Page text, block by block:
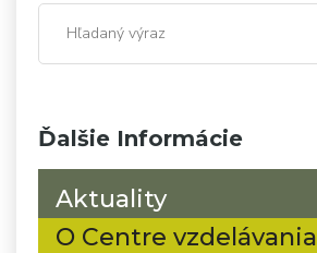
Ďalšie Informácie
Aktuality
O Centre vzdelávania